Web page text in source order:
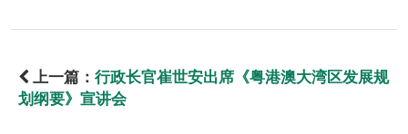
上一篇： 行政长官崔世安出席《粤港澳大湾区发展规
划纲要》宣讲会